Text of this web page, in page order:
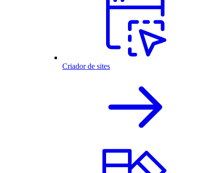
Criador de sites